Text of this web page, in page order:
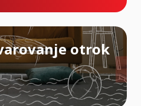
otrok